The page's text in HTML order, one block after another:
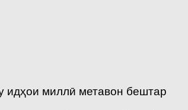
идҳои миллӣ метавон бештар